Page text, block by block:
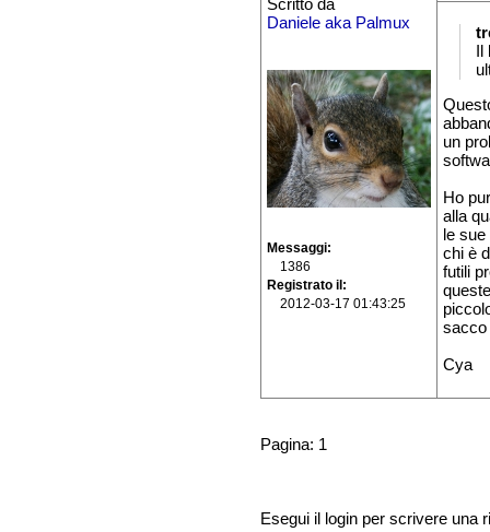
Scritto da
Daniele aka Palmux
Messaggi
1386
Registrato il
2012-03-17 01:43:25
un
Ho
alla
le
chi è
futili
sacco
Cya
Pagina: 1
Esegui il login per scrivere una